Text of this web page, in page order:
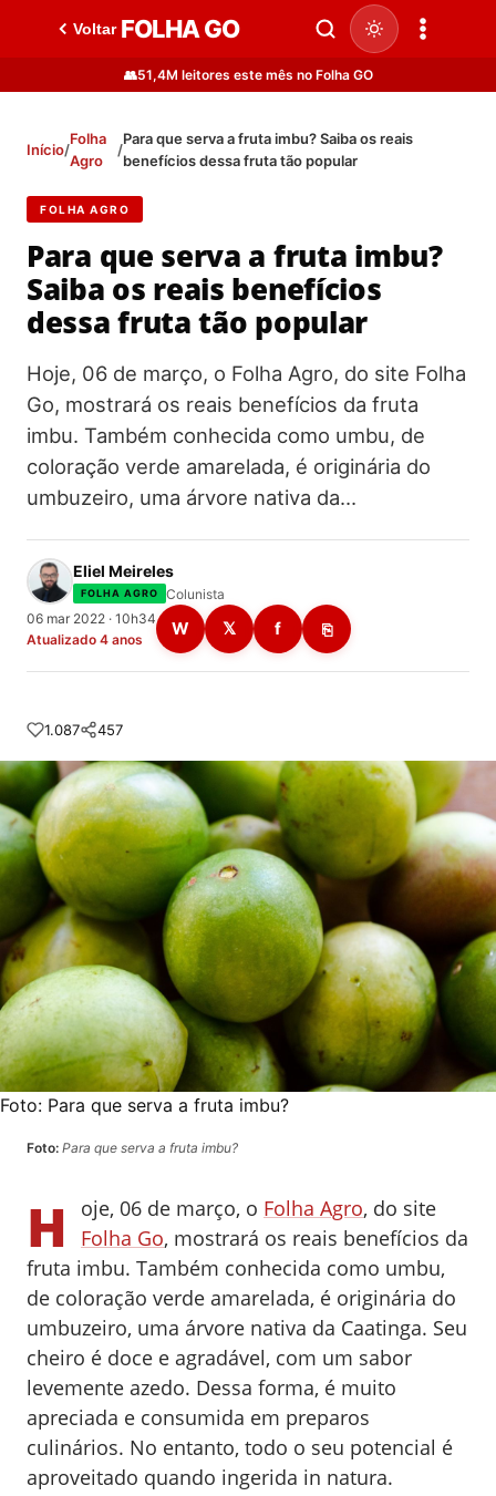
Voltar FOLHA GO
👥51,4M leitores este mês no Folha GO
Início/
Folha
Agro
/
Para que serva a fruta imbu? Saiba os reais
benefícios dessa fruta tão popular
FOLHA AGRO
Para que serva a fruta imbu?
Saiba os reais benefícios
dessa fruta tão popular
Hoje, 06 de março, o Folha Agro, do site Folha
Go, mostrará os reais benefícios da fruta
imbu. Também conhecida como umbu, de
coloração verde amarelada, é originária do
umbuzeiro, uma árvore nativa da…
Eliel Meireles
FOLHA AGRO
Colunista
06 mar 2022 · 10h34
Atualizado 4 anos
W 𝕏 f ⎘
1.087 457
Foto: Para que serva a fruta imbu?
Foto: Para que serva a fruta imbu?
H oje, 06 de março, o Folha Agro, do site
Folha Go, mostrará os reais benefícios da
fruta imbu. Também conhecida como umbu,
de coloração verde amarelada, é originária do
umbuzeiro, uma árvore nativa da Caatinga. Seu
cheiro é doce e agradável, com um sabor
levemente azedo. Dessa forma, é muito
apreciada e consumida em preparos
culinários. No entanto, todo o seu potencial é
aproveitado quando ingerida in natura.